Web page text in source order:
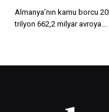
Almanya’nın kamu borcu
trilyon 662,2 milyar avroya…